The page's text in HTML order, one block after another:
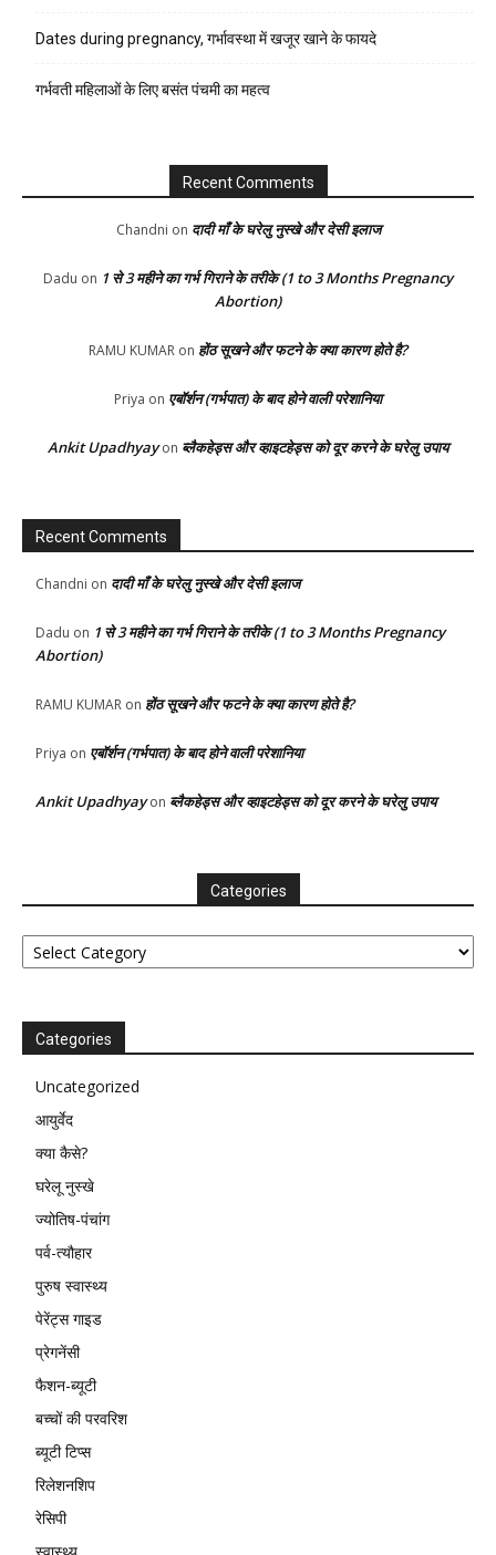
Dates during pregnancy, गर्भावस्था में खजूर खाने के फायदे
गर्भवती महिलाओं के लिए बसंत पंचमी का महत्व
Recent Comments
Chandni on दादी माँ के घरेलु नुस्खे और देसी इलाज
Dadu on 1 से 3 महीने का गर्भ गिराने के तरीके (1 to 3 Months Pregnancy
Abortion)
RAMU KUMAR on होंठ सूखने और फटने के क्या कारण होते है?
Priya on एबॉर्शन (गर्भपात) के बाद होने वाली परेशानिया
Ankit Upadhyayon ब्लैकहेड्स और व्हाइटहेड्स को दूर करने के घरेलु उपाय
Recent Comments
Chandni on दादी माँ के घरेलु नुस्खे और देसी इलाज
Dadu on 1 से 3 महीने का गर्भ गिराने के तरीके (1 to 3 Months Pregnancy
Abortion)
RAMU KUMAR on होंठ सूखने और फटने के क्या कारण होते है?
Priya on एबॉर्शन (गर्भपात) के बाद होने वाली परेशानिया
Ankit Upadhyayon ब्लैकहेड्स और व्हाइटहेड्स को दूर करने के घरेलु उपाय
Categories
Categories
Categories
Uncategorized
आयुर्वेद
क्या कैसे?
घरेलू नुस्खे
ज्योतिष-पंचांग
पर्व-त्यौहार
पुरुष स्वास्थ्य
पेरेंट्स गाइड
प्रेगनेंसी
फैशन-ब्यूटी
बच्चों की परवरिश
ब्यूटी टिप्स
रिलेशनशिप
रेसिपी